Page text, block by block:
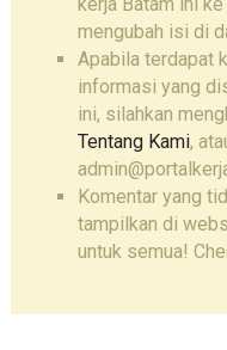
mengubah isi di
Apabila terdapat
informasi yang
ini, silahkan
Tentang Kami,
Komentar yang
tampilkan di
untuk semua!